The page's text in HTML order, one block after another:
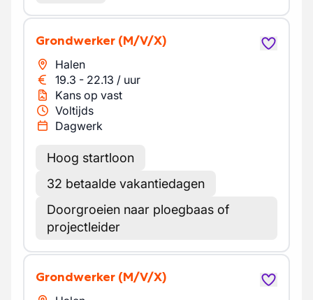
Grondwerker (M/V/X)
Halen
19.3 - 22.13 / uur
Kans op vast
Voltijds
Dagwerk
Hoog startloon
32 betaalde vakantiedagen
Doorgroeien naar ploegbaas of
projectleider
Grondwerker (M/V/X)